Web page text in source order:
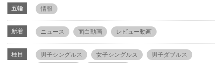
五輪 情報
新着 ニュース 面白動画 レビュー動画
種目 男子シングルス 女子シングルス
男子ダブルス